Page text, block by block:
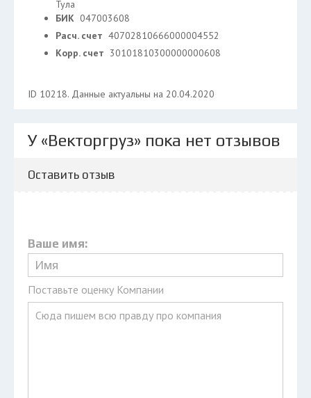
Тула
БИК 047003608
Расч. счет 40702810666000004552
Корр. счет 30101810300000000608
ID 10218. Данные актуальны на 20.04.2020
У «Векторгруз» пока нет отзывов
Оставить отзыв
Ваше имя:
Поставьте оценку Компании